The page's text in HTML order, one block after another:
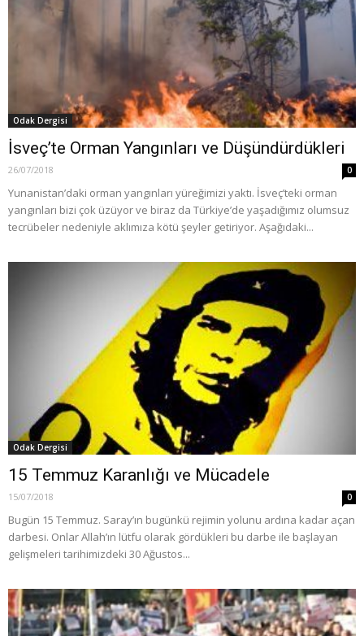
Odak Dergisi
İsveç’te Orman Yangınları ve Düşündürdükleri
26/07/2018 0
Yunanistan’daki orman yangınları yüreğimizi yaktı. İsveç’teki orman
yangınları bizi çok üzüyor ve biraz da Türkiye’de yaşadığımız olumsuz
tecrübeler nedeniyle aklımıza kötü şeyler getiriyor. Aşağıdaki...
Odak Dergisi
15 Temmuz Karanlığı ve Mücadele
15/07/2018 0
Bugün 15 Temmuz. Saray’ın bugünkü rejimin yolunu ardına kadar açan
darbesi. Onlar Allah’ın lütfu olarak gördükleri bu darbe ile başlayan
gelişmeleri tarihimizdeki 30 Ağustos...